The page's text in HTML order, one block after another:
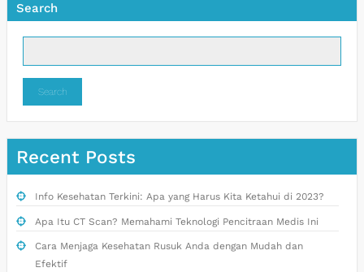
Search
Search
Recent Posts
Info Kesehatan Terkini: Apa yang Harus Kita Ketahui di 2023?
Apa Itu CT Scan? Memahami Teknologi Pencitraan Medis Ini
Cara Menjaga Kesehatan Rusuk Anda dengan Mudah dan
Efektif